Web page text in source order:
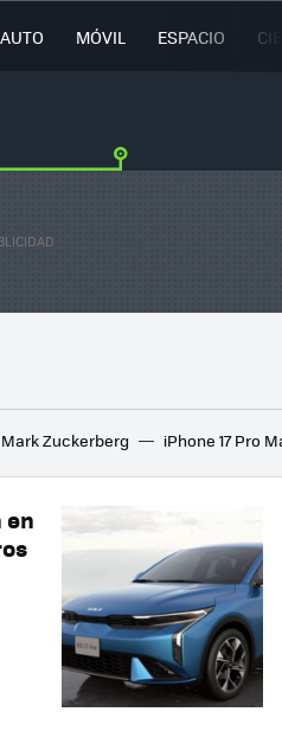
AUTO MÓVIL ESPACIO
Mark Zuckerberg iPhone 17 Pro
en